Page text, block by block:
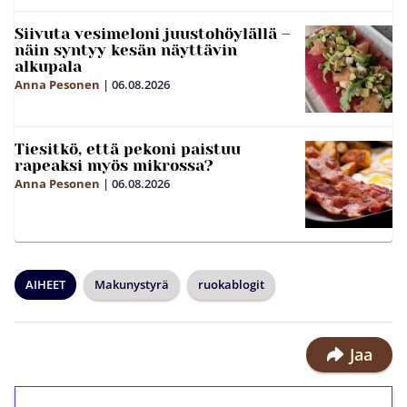
Siivuta vesimeloni juustohöylällä –
näin syntyy kesän näyttävin
alkupala
Anna Pesonen | 06.08.2026
Tiesitkö, että pekoni paistuu
rapeaksi myös mikrossa?
Anna Pesonen | 06.08.2026
AIHEET Makunystyrä ruokablogit
Jaa